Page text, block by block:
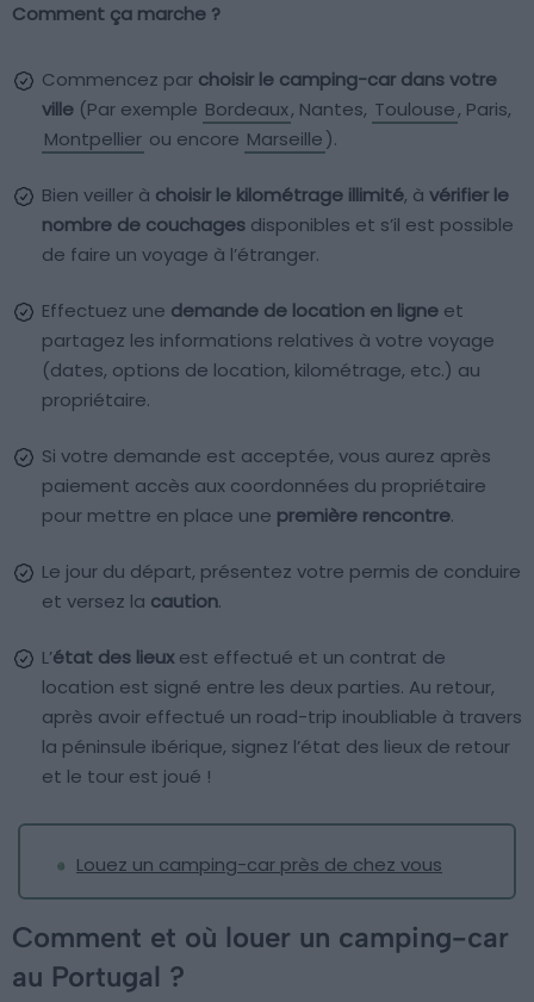
Comment ça marche ?
Commencez par choisir le camping-car dans votre
ville (Par exemple Bordeaux, Nantes, Toulouse, Paris,
Montpellier ou encore Marseille).
Bien veiller à choisir le kilométrage illimité, à vérifier le
nombre de couchages disponibles et s’il est possible
de faire un voyage à l’étranger.
Effectuez une demande de location en ligne et
partagez les informations relatives à votre voyage
(dates, options de location, kilométrage, etc.) au
propriétaire.
Si votre demande est acceptée, vous aurez après
paiement accès aux coordonnées du propriétaire
pour mettre en place une première rencontre.
Le jour du départ, présentez votre permis de conduire
et versez la caution.
L’état des lieuxest effectué et un contrat de
location est signé entre les deux parties. Au retour,
après avoir effectué un road-trip inoubliable à travers
la péninsule ibérique, signez l’état des lieux de retour
et le tour est joué !
Louez un camping-car près de chez vous
Comment et où louer un camping-car
au Portugal ?